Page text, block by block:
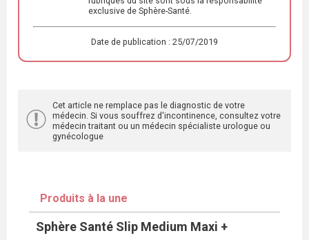
exclusive de Sphère-Santé.
Date de publication : 25/07/2019
Cet article ne remplace pas le diagnostic de votre
médecin. Si vous souffrez d'incontinence, consultez votre
médecin traitant ou un médecin spécialiste urologue ou
gynécologue
Produits à la une
Sphère Santé Slip Medium Maxi +